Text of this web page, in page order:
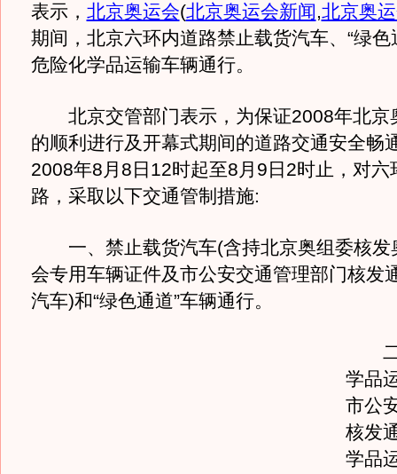
表示， 北京奥运会(北京奥运会新闻,北京奥
期间，北京六环内道路禁止载货汽车、“绿色
危险化学品运输车辆通行。
北京交管部门表示，为保证2008年北京
的顺利进行及开幕式期间的道路交通安全畅
2008年8月8日12时起至8月9日2时止，对六
路，采取以下交通管制措施:
一、禁止载货汽车(含持北京奥组委核发
会专用车辆证件及市公安交通管理部门核发
汽车)和“绿色通道”车辆通行。
二
学品
市公
核发
学品